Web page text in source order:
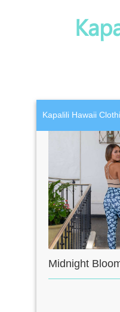
Kapalili Hawaii
Midnight